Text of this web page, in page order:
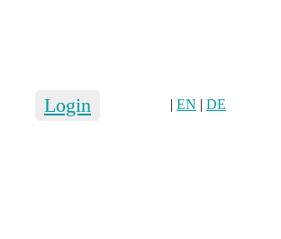
| EN | DE
Login